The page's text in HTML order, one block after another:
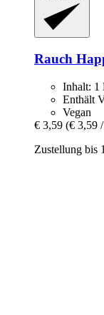
Rauch
Inhalt: 1
Enthält
Vegan
€ 3,59 (€ 3,59
Zustellung bis